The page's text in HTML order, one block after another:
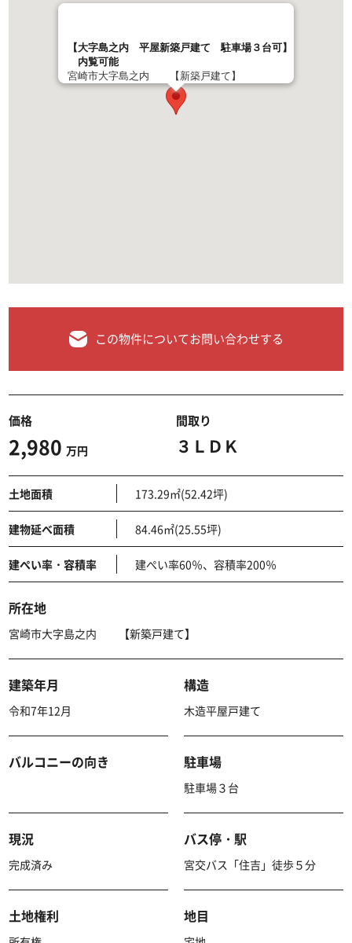
【大字島之内 平屋新築戸建て 駐車場３台可】
内覧可能
宮崎市大字島之内 【新築戸建て】
この物件についてお問い合わせする
価格
2,980 万円
間取り
３ＬＤＫ
土地面積 173.29㎡(52.42坪)
建物延べ面積 84.46㎡(25.55坪)
建ぺい率・容積率 建ぺい率60％、容積率200％
所在地
宮崎市大字島之内 【新築戸建て】
建築年月
令和7年12月
構造
木造平屋戸建て
バルコニーの向き 駐車場
駐車場３台
現況
完成済み
バス停・駅
宮交バス「住吉」徒歩５分
土地権利 地目